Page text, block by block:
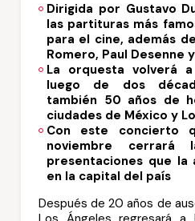
Dirigida por Gustavo
las partituras más
para el cine, además
Romero, Paul Desenne
La orquesta volverá
luego de dos
también 50 años de
ciudades de México y
Con este concierto
noviembre
presentaciones que la
en la capital del país
Después de 20 años de